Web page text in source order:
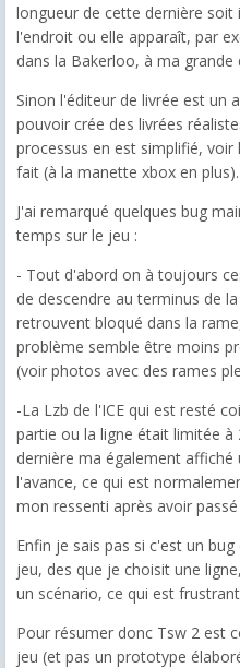
longueur de cette dernière soit
l'endroit ou elle apparaît, par
dans la Bakerloo, à ma grande
Sinon l'éditeur de livrée est un
pouvoir crée des livrées
processus en est simplifié,
fait (à la manette xbox en plus).
J'ai remarqué quelques bug
temps sur le jeu :
- Tout d'abord on à toujours
de descendre au terminus de
retrouvent bloqué dans la
problème semble être moins
(voir photos avec des rames
-La Lzb de l'ICE qui est resté
partie ou la ligne était limitée
dernière ma également affiché
l'avance, ce qui est
mon ressenti après avoir
Enfin je sais pas si c'est un
jeu, des que je choisit une
un scénario, ce qui est
Pour résumer donc Tsw 2 est
jeu (et pas un prototype